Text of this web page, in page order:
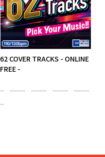
62 COVER TRACKS - ONLINE
FREE -